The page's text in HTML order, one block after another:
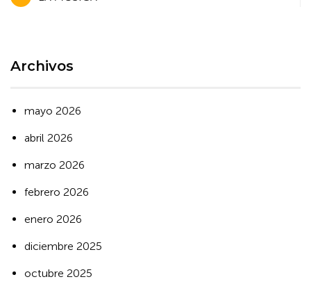
de
Archivos
mayo 2026
abril 2026
marzo 2026
febrero 2026
enero 2026
diciembre 2025
octubre 2025